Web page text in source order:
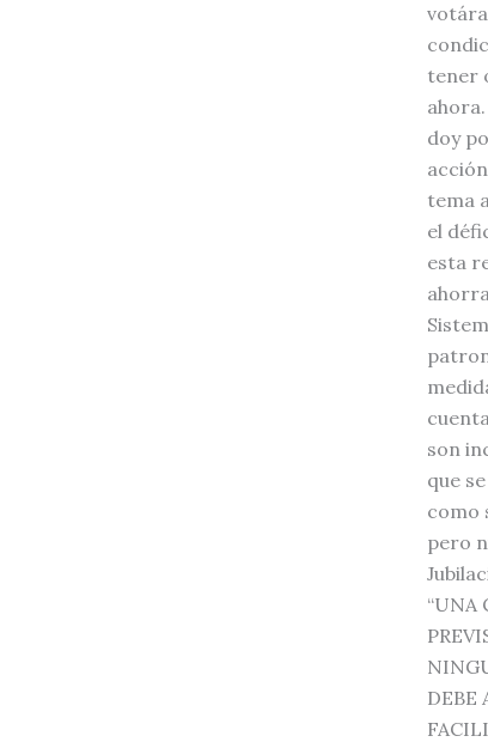
tener
doy
tema
el
esta
son
que
como
pero
“UNA
DEBE